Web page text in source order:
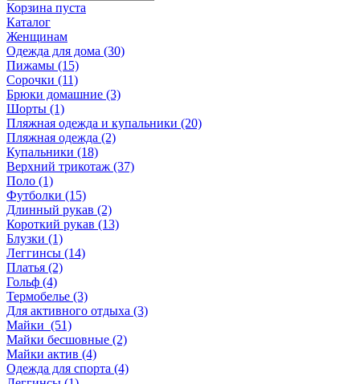
Корзина пуста
Каталог
Женщинам
Одежда для дома (30)
Пижамы (15)
Сорочки (11)
Брюки домашние (3)
Шорты (1)
Пляжная одежда и купальники (20)
Пляжная одежда (2)
Купальники (18)
Верхний трикотаж (37)
Поло (1)
Футболки (15)
Длинный рукав (2)
Короткий рукав (13)
Блузки (1)
Леггинсы (14)
Платья (2)
Гольф (4)
Термобелье (3)
Для активного отдыха (3)
Майки (51)
Майки бесшовные (2)
Майки актив (4)
Одежда для спорта (4)